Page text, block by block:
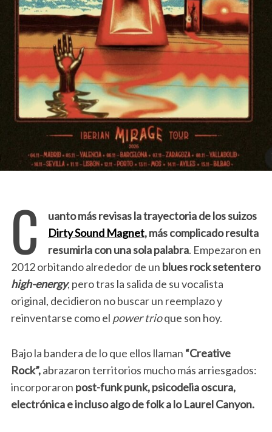
C
uanto más revisas la trayectoria de los suizos
Dirty Sound Magnet, más complicado resulta
resumirla con una sola palabra. Empezaron en
2012 orbitando alrededor de un blues rock setentero
high-energy, pero tras la salida de su vocalista
original, decidieron no buscar un reemplazo y
reinventarse como el power trioque son hoy.
Bajo la bandera de lo que ellos llaman “Creative
Rock”,abrazaron territorios mucho más arriesgados:
incorporaron post-funk punk, psicodelia oscura,
electrónica e incluso algo de folk a lo Laurel Canyon.